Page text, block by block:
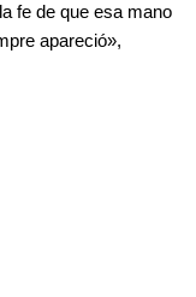
fe de que esa mano
apareció»,